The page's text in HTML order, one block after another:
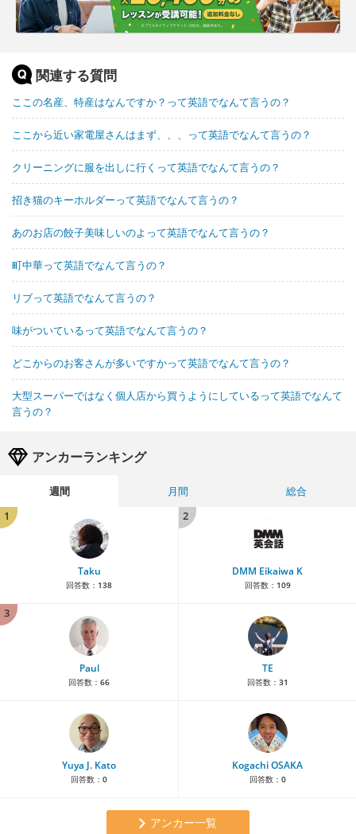
関連する質問
ここの名産、特産はなんですか？って英語でなんて言うの？
ここから近い家電屋さんはまず、、、って英語でなんて言うの？
クリーニングに服を出しに行くって英語でなんて言うの？
招き猫のキーホルダーって英語でなんて言うの？
あのお店の餃子美味しいのよって英語でなんて言うの？
町中華って英語でなんて言うの？
リブって英語でなんて言うの？
味がついているって英語でなんて言うの？
どこからのお客さんが多いですかって英語でなんて言うの？
大型スーパーではなく個人店から買うようにしているって英語でなんて
言うの？
アンカーランキング
週間 月間
総合
1
Taku
回答数： 138
2
DMM Eikaiwa K
回答数： 109
3
Paul
回答数： 66
TE
回答数： 31
Yuya J. Kato
回答数： 0
Kogachi OSAKA
回答数： 0
アンカー一覧